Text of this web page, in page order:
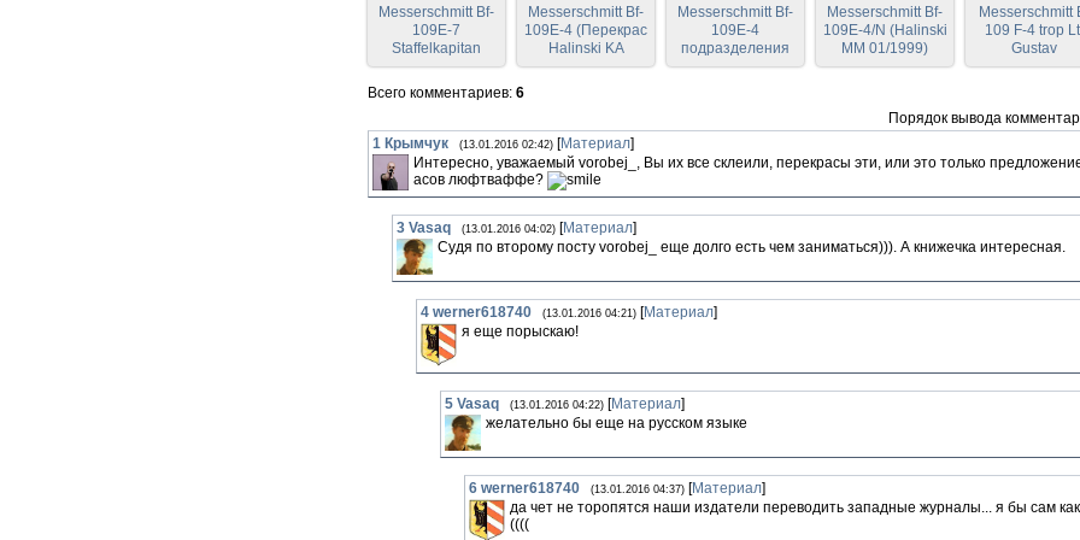
Messerschmitt Bf-
109E-7
Staffelkapitan
Josef Priller
Halinski KA
Messerschmitt Bf-
109E-4 (Перекрас
Halinski KA
2/2007)
Messerschmitt Bf-
109E-4
подразделения
9./SKG 210
2/2007)
Messerschmitt Bf-
109E-4/N (Halinski
MM 01/1999)
Messerschmitt
109 F-4 trop
Gustav
Frielinghaus
4/2005)
Всего комментариев: 6
Порядок вывода
1 Крымчук (13.01.2016 02:42) [Материал]
Интересно, уважаемый vorobej_, Вы их все склеили, перекрасы эти, или это только
асов люфтваффе?
3 Vasaq (13.01.2016 04:02) [Материал]
Судя по второму посту vorobej_ еще долго есть чем заниматься))). А книжечка интересная.
4 werner618740 (13.01.2016 04:21) [Материал]
я еще порыскаю!
5 Vasaq (13.01.2016 04:22) [Материал]
желательно бы еще на русском языке
6 werner618740 (13.01.2016 04:37) [Материал]
да чет не торопятся наши издатели переводить западные журналы... я бы сам
((((